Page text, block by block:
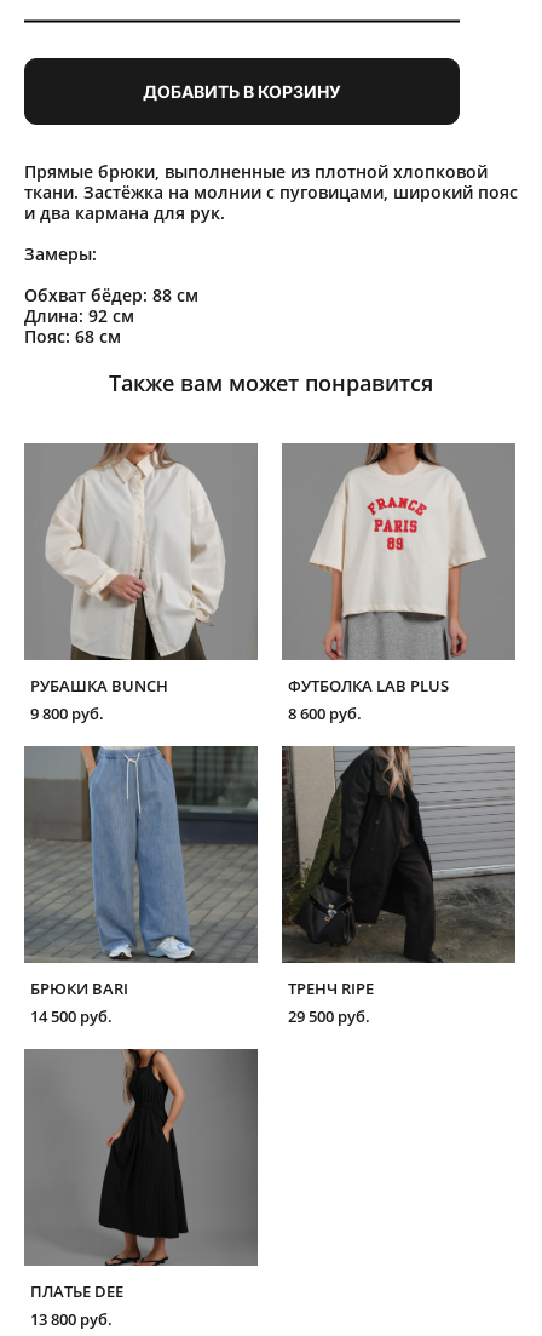
ДОБАВИТЬ В КОРЗИНУ
Прямые брюки, выполненные из плотной хлопковой
ткани. Застёжка на молнии с пуговицами, широкий пояс
и два кармана для рук.
Замеры:
Обхват бёдер: 88 см
Длина: 92 см
Пояс: 68 см
Также вам может понравится
РУБАШКА BUNCH
9 800 pуб.
ФУТБОЛКА LAB PLUS
8 600 pуб.
БРЮКИ BARI
14 500 pуб.
ТРЕНЧ RIPE
29 500 pуб.
ПЛАТЬЕ DEE
13 800 pуб.